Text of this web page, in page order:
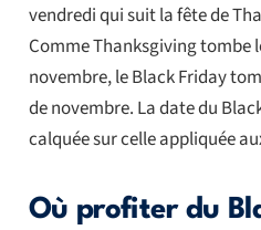
vendredi qui suit la fête de
Comme Thanksgiving tombe
novembre, le Black Friday
de novembre. La date du
calquée sur celle appliquée
Où profiter du